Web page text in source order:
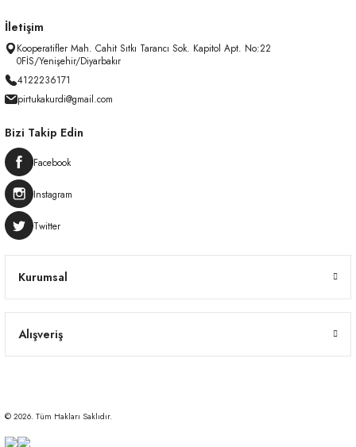
İletişim
Kooperatifler Mah. Cahit Sıtkı Tarancı Sok. Kapitol Apt. No:22
0FİS/Yenişehir/Diyarbakır
4122236171
pirtukakurdi@gmail.com
Kurumsal
Alışveriş
Bizi Takip Edin
Facebook
Instagram
Twitter
© 2026. Tüm Hakları Saklıdır.